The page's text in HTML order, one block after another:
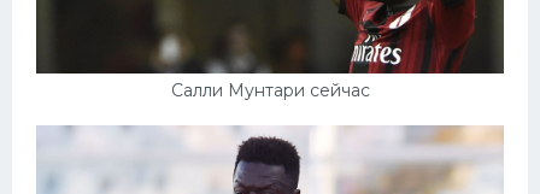
Салли Мунтари сейчас